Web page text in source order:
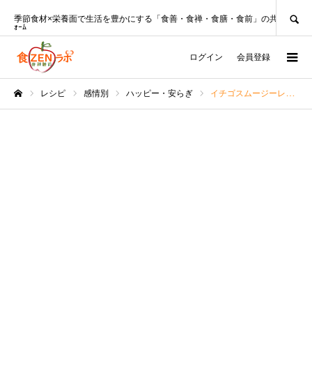
季節食材×栄養面で生活を豊かにする「食善・食禅・食膳・食前」の共創ﾌﾟﾗｯﾄﾌ
ｫｰﾑ
ログイン 会員登録
レシピ 感情別 ハッピー・安らぎ イチゴスムージーレシピ♡カシューナッツミルクで爽やかゴクゴク